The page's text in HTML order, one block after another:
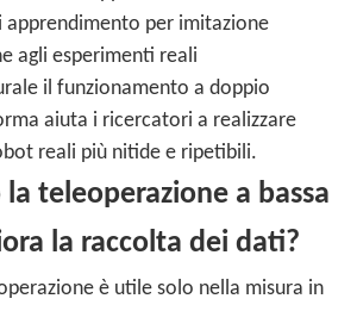
apprendimento per imitazione
agli esperimenti reali
il funzionamento a doppio
aiuta i ricercatori a realizzare
reali più nitide e ripetibili.
teleoperazione a bassa
la raccolta dei dati?
è utile solo nella misura in